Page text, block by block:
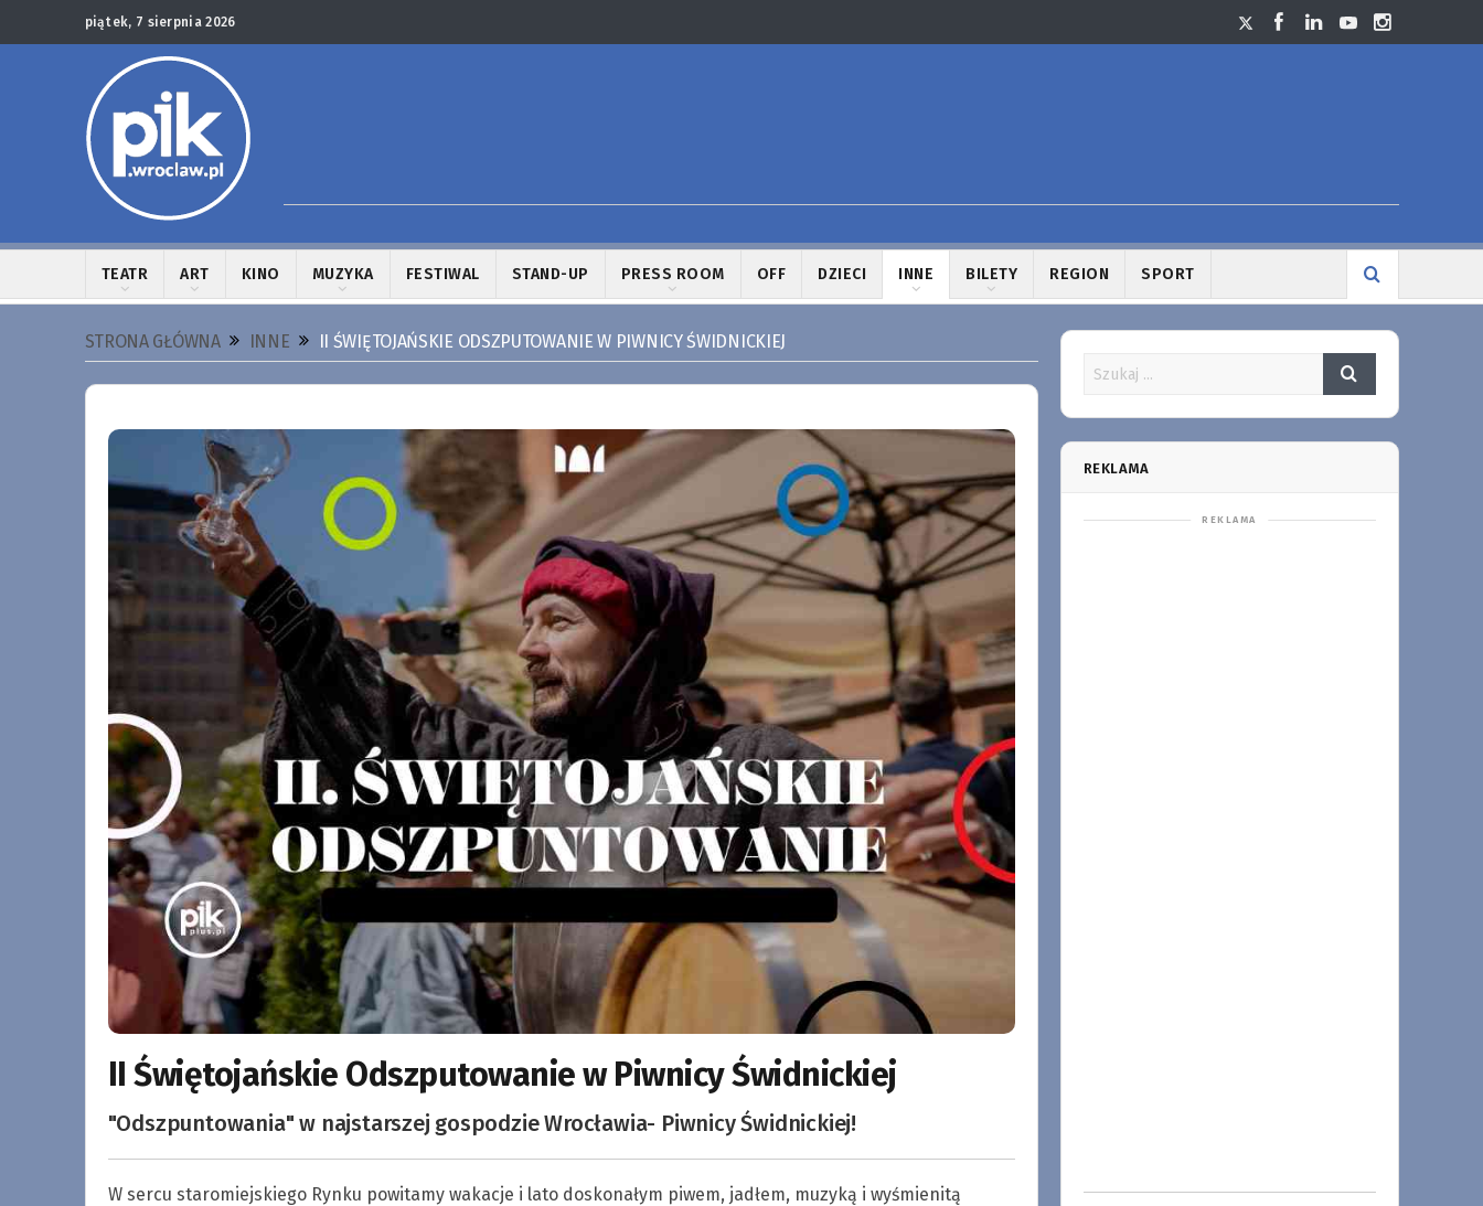
piątek, 7 sierpnia 2026
TEATR ART KINO MUZYKA FESTIWAL STAND-UP PRESS ROOM OFF DZIECI INNE BILETY REGION SPORT
STRONA GŁÓWNA INNE II ŚWIĘTOJAŃSKIE ODSZPUTOWANIE W PIWNICY ŚWIDNICKIEJ
II Świętojańskie Odszputowanie w Piwnicy Świdnickiej
"Odszpuntowania" w najstarszej gospodzie Wrocławia- Piwnicy Świdnickiej!
W sercu staromiejskiego Rynku powitamy wakacje i lato doskonałym piwem, jadłem, muzyką i wyśmienitą
REKLAMA